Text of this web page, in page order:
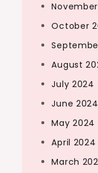
October
August
July 2024
June 2024
May 2024
April 2024
March